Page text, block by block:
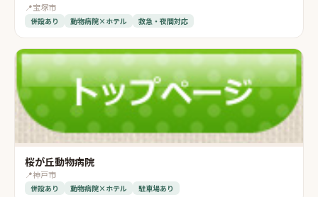
📍宝塚市
併設あり 動物病院×ホテル 救急・夜間対応
桜が丘動物病院
📍神戸市
併設あり 動物病院×ホテル 駐車場あり